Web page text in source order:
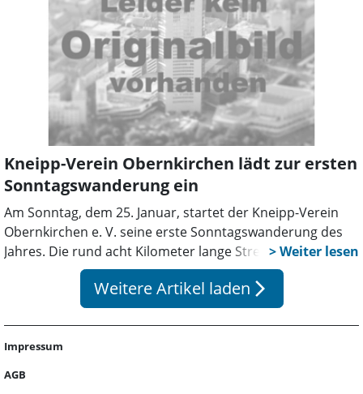
Kneipp-Verein Obernkirchen lädt zur ersten
Sonntagswanderung ein
Am Sonntag, dem 25. Januar, startet der Kneipp-Verein
Obernkirchen e. V. seine erste Sonntagswanderung des
Jahres. Die rund acht Kilometer lange Strecke führt durch
das malerische Naturschutzgebiet Häverner Marsch und
bietet ein einfach zu bewältigendes Naturerlebnis für alle
Weitere Artikel laden arrow_forward_ios
Impressum
AGB